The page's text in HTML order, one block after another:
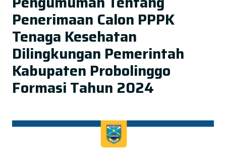
Penerimaan Calon PPPK
Tenaga Kesehatan
Dilingkungan Pemerintah
Kabupaten Probolinggo
Formasi Tahun 2024